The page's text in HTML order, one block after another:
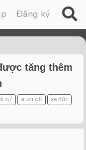
Đăng ký
tăng thêm
q7 audi q8
xe đức